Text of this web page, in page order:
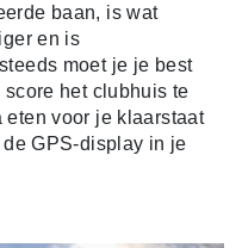
baan, is wat
en is
moet je je best
het clubhuis te
eten voor je klaarstaat
GPS-display in je